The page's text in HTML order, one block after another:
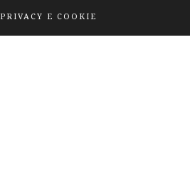
PRIVACY E COOKIE